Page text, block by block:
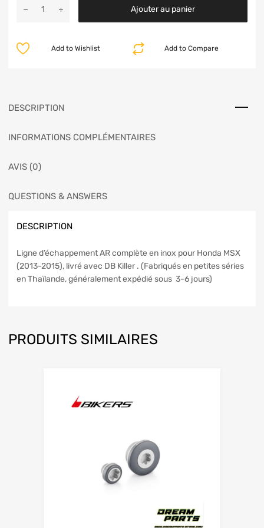
Ajouter au panier
Add to Compare
Add to Wishlist
DESCRIPTION
INFORMATIONS COMPLÉMENTAIRES
AVIS (0)
QUESTIONS & ANSWERS
DESCRIPTION
Ligne d’échappement AR complète en inox pour Honda MSX
(2013-2015), livré avec DB Killer . (Fabriqués en petites séries
en Thaïlande, généralement expédié sous 3-6 jours)
PRODUITS SIMILAIRES